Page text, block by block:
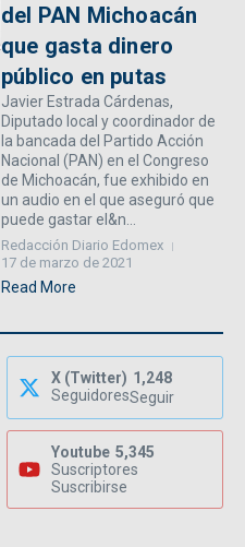
del PAN Michoacán
que gasta dinero
público en putas
Javier Estrada Cárdenas,
Diputado local y coordinador de
la bancada del Partido Acción
Nacional (PAN) en el Congreso
de Michoacán, fue exhibido en
un audio en el que aseguró que
puede gastar el&n...
Redacción Diario Edomex
17 de marzo de 2021
Read More
X (Twitter) 1,248
SeguidoresSeguir
Youtube 5,345
Suscriptores
Suscribirse